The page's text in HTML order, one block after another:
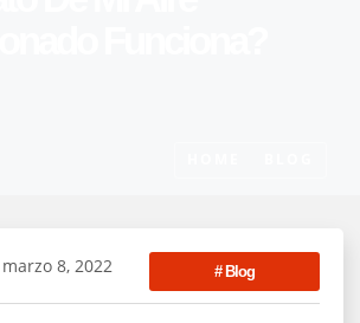
marzo 8, 2022 #Blog